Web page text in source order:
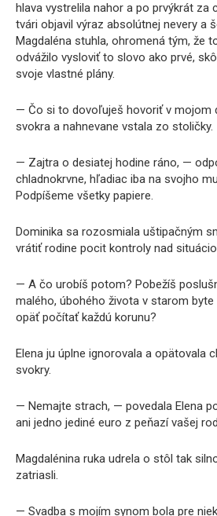
hlava vystrelila nahor a po prvýkrát za
tvári objavil výraz absolútnej nevery a
Magdaléna stuhla, ohromená tým, že
odvážilo vysloviť to slovo ako prvé,
svoje vlastné plány.
— Čo si to dovoľuješ hovoriť v mojom
svokra a nahnevane vstala zo stoličky.
— Zajtra o desiatej hodine ráno, —
chladnokrvne, hľadiac iba na svojho
Podpíšeme všetky papiere.
Dominika sa rozosmiala uštipačným
vrátiť rodine pocit kontroly nad
— A čo urobíš potom? Pobežíš
malého, úbohého života v starom
opäť počítať každú korunu?
Elena ju úplne ignorovala a opätovala
svokry.
— Nemajte strach, — povedala Elena
ani jedno jediné euro z peňazí vašej
Magdalénina ruka udrela o stôl tak
zatriasli.
— Svadba s mojím synom bola pre